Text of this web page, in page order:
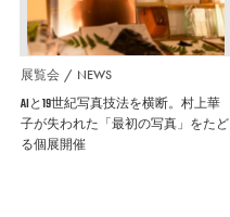
展覧会 NEWS
AIと19世紀写真技法を横断。村上華
子が失われた「最初の写真」をたど
る個展開催